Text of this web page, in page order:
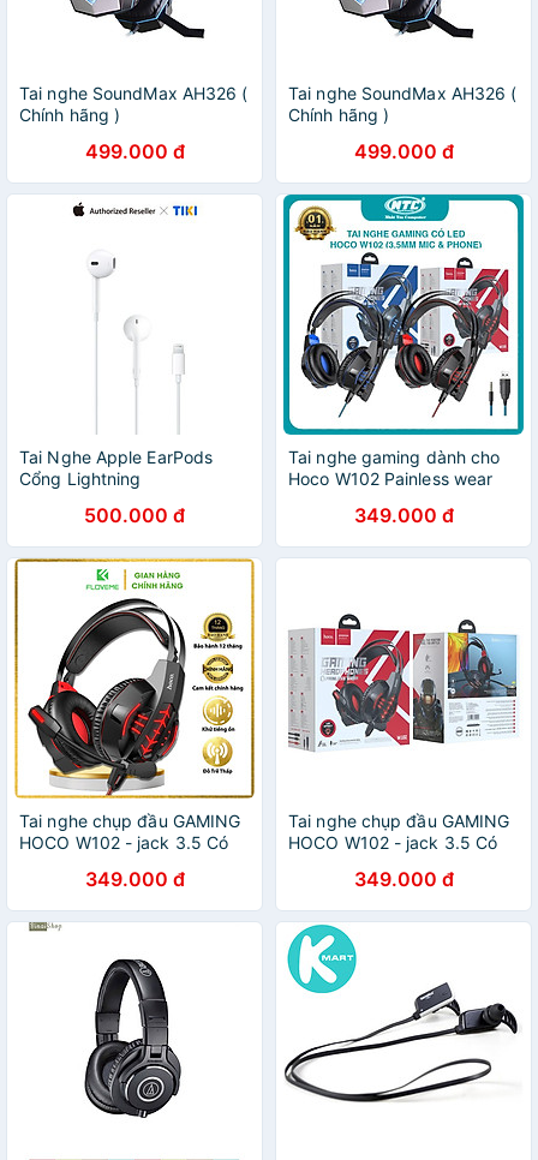
Tai nghe SoundMax AH326 (
Chính hãng )
499.000 đ
Tai nghe SoundMax AH326 (
Chính hãng )
499.000 đ
Tai Nghe Apple EarPods
Cổng Lightning
500.000 đ
Tai nghe gaming dành cho
Hoco W102 Painless wear
và phone trên 1 jack 3.5mm
(2 màu tuỳ chọn) - Hàng
Chính Hãng
349.000 đ
Tai nghe chụp đầu GAMING
HOCO W102 - jack 3.5 Có
Được Cho Máy Tính Và Điện
Thoại Đẹp Hay Bền - Hàng
Chính Hãng
349.000 đ
Tai nghe chụp đầu GAMING
HOCO W102 - jack 3.5 Có
Được Cho Máy Tính Và Điện
Thoại Đẹp Hay Bền - HÀng
chính hãng
349.000 đ